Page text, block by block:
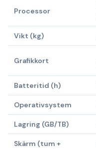
Processor
Vikt (kg)
Grafikkort
Batteritid (h)
Operativsystem
Lagring (GB/TB)
Skärm (tum +